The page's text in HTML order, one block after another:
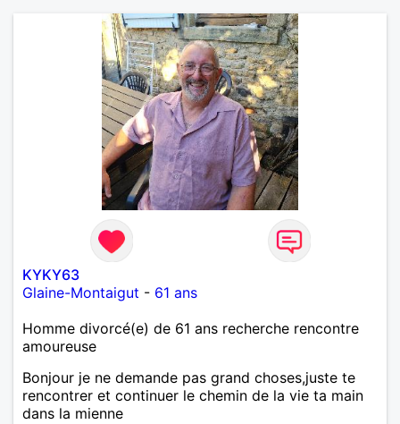
KYKY63
Glaine-Montaigut - 61 ans
Homme divorcé(e) de 61 ans recherche rencontre
amoureuse
Bonjour je ne demande pas grand choses,juste te
rencontrer et continuer le chemin de la vie ta main
dans la mienne